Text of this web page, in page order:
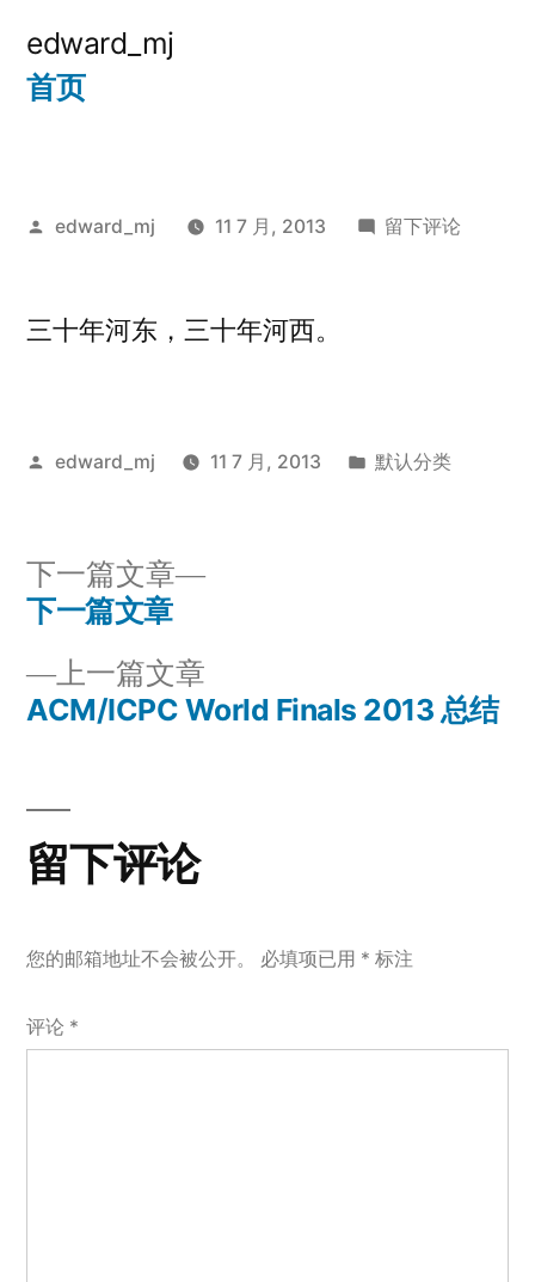
edward_mj
首页
发
edward_mj 11 7 月, 2013 于
留下评论
三十年河东，三十年河西。
发
edward_mj 11 7 月, 2013
发
默认分类
文
章
航
上一篇文章
一
ACM/ICPC World Finals 2013 总结
下一篇文章
下
章：
下一篇文章
留下评论
您的邮箱地址不会被公开。 必填项已用 * 标注
评论 *